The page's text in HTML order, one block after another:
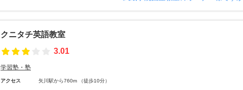
クニタチ英語教室
3.01
学習塾・塾
アクセス 矢川駅から760m （徒歩10分）